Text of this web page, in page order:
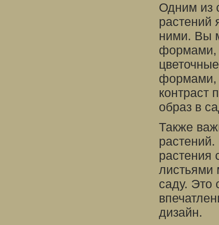
Одним из
растений
ними. Вы
формами,
формами,
контраст
образ в
Также
растения
листьями
саду. Это
дизайн.